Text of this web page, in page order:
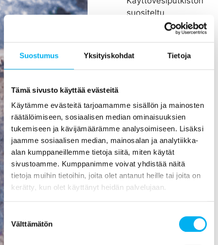
Suostumus Yksityiskohdat Tietoja
Tämä sivusto käyttää evästeitä
Käytämme evästeitä tarjoamamme sisällön ja mainosten
räätälöimiseen, sosiaalisen median ominaisuuksien
tukemiseen ja kävijämäärämme analysoimiseen. Lisäksi
jaamme sosiaalisen median, mainosalan ja analytiikka-
alan kumppaneillemme tietoja siitä, miten käytät
sivustoamme. Kumppanimme voivat yhdistää näitä
tietoja muihin tietoihin, joita olet antanut heille tai joita on
kerätty, kun olet käyttänyt heidän palvelujaan.
valinta
Välttämätön
suositeltu
remonttiväli
Rakenteiden
pienikin
vuoto voi
aiheuttaa
mittavat
kosteusvauriot,
kuten
vesivahingon
homehtumisen.